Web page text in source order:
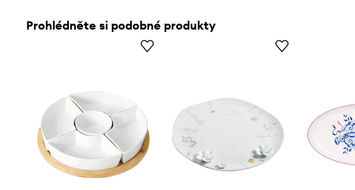
Prohlédněte si podobné produkty